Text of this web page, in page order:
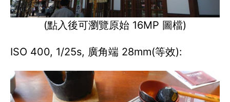
(點入後可瀏覽原始 16MP 圖檔)
ISO 400, 1/25s, 廣角端 28mm(等效):